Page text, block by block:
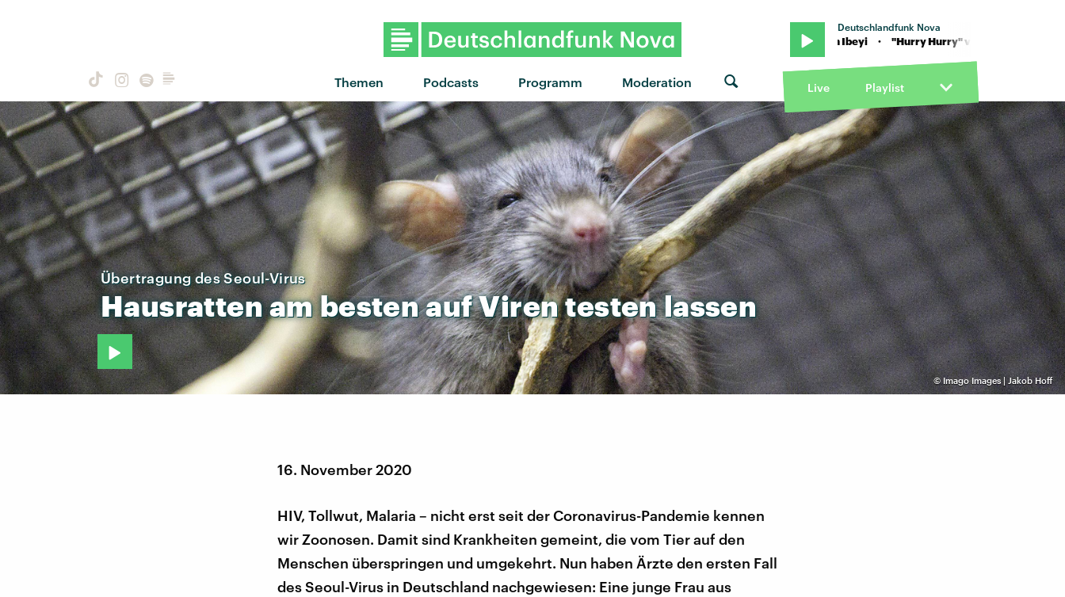
Themen Podcasts Programm Moderation
Deutschlandfunk Nova
"Hurry Hurry" von Ibeyi · "Hurry Hurry" von Ibeyi · "Hurry Hurry" von Ibeyi
Live Playlist
© Imago Images | Jakob Hoff
Übertragung des Seoul-Virus
HausrattenambestenaufVirentestenlassen
16. November 2020
HIV, Tollwut, Malaria – nicht erst seit der Coronavirus-Pandemie kennen
wir Zoonosen. Damit sind Krankheiten gemeint, die vom Tier auf den
Menschen überspringen und umgekehrt. Nun haben Ärzte den ersten Fall
des Seoul-Virus in Deutschland nachgewiesen: Eine junge Frau aus